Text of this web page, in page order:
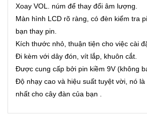
Xoay VOL. núm để thay đổi âm lượng.
Màn hình LCD rõ ràng, có đèn kiểm tra
bạn thay pin.
Kích thước nhỏ, thuận tiện cho việc cài
Đi kèm với dây đón, vít lắp, khuôn cắt.
Được cung cấp bởi pin kiềm 9V (không
Độ nhạy cao và hiệu suất tuyệt vời, nó
nhất cho cây đàn của bạn .